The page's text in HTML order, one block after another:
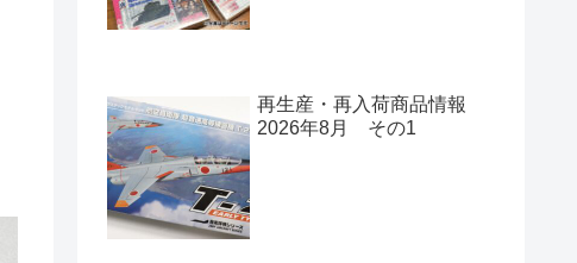
再生産・再入荷商品情報
2026年8月 その1